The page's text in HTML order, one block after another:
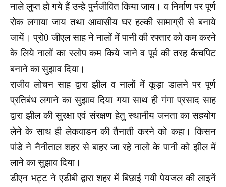
नाले लुप्त हो गये हैं उन्हे पुर्नजीवित किया जाय। व निर्माण पर पूर्ण
रोक लगाया जाय तथा आवासीय घर हल्की सामाग्री से बनाये
जायें। प्रो0 जीएल साह ने नालों में पानी की रफ्तार को कम करने
के लिये नालों का स्लोप कम किये जाने व पूर्व की तरह कैचपिट
बनाने का सुझाव दिया।
राजीव लोचन साह द्वारा झील व नालों में कूड़ा डालने पर पूर्ण
प्रतिबंध लगाने का सुझाव दिया गया साथ ही गंगा प्रसाद साह
द्वारा झील की सुरक्षा एवं संरक्षण हेतु स्थानीय जनता का सहयोग
लेने के साथ ही लेकवाडन की तैनाती करने को कहा। किसन
पांडे ने नैनीताल शहर से बाहर जा रहे नालो के पानी को झील में
लाने का सुझाव दिया।
डीएन भट्ट ने एडीबी द्वारा शहर में बिछाई गयी पेयजल की लाइनें